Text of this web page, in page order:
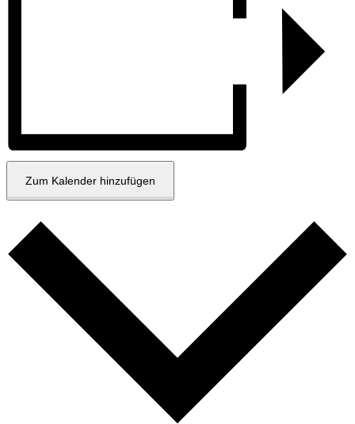
Zum Kalender hinzufügen